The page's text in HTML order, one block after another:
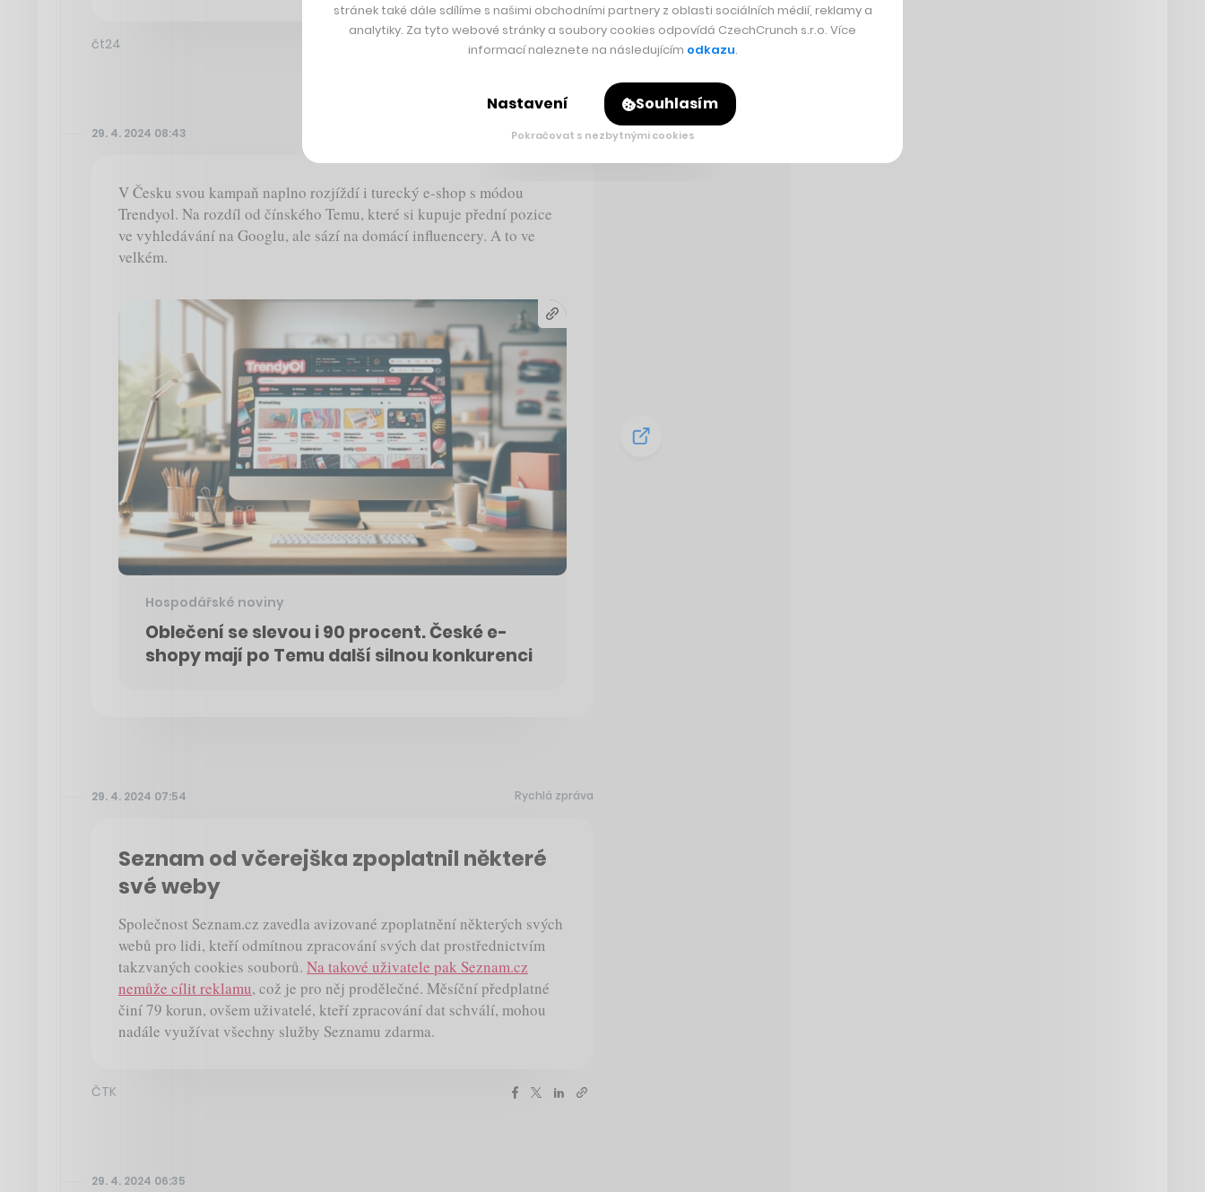
čt24
29. 4. 2024 08:43 Zaujalo nás
V Česku svou kampaň naplno rozjíždí i turecký e-shop s módou
Trendyol. Na rozdíl od čínského Temu, které si kupuje přední pozice
ve vyhledávání na Googlu, ale sází na domácí influencery. A to ve
velkém.
Hospodářské noviny
Oblečení se slevou i 90 procent. České e-
shopy mají po Temu další silnou konkurenci
29. 4. 2024 07:54 Rychlá zpráva
Seznam od včerejška zpoplatnil některé
své weby
Společnost Seznam.cz zavedla avizované zpoplatnění některých svých
webů pro lidi, kteří odmítnou zpracování svých dat prostřednictvím
takzvaných cookies souborů. Na takové uživatele pak Seznam.cz
nemůže cílit reklamu, což je pro něj prodělečné. Měsíční předplatné
činí 79 korun, ovšem uživatelé, kteří zpracování dat schválí, mohou
nadále využívat všechny služby Seznamu zdarma.
ČTK
29. 4. 2024 06:35
stránek také dále sdílíme s našimi obchodními partnery z oblasti sociálních médií, reklamy a
analytiky. Za tyto webové stránky a soubory cookies odpovídá CzechCrunch s.r.o. Více
informací naleznete na následujícím odkazu.
Nastavení Souhlasím
Pokračovat s nezbytnými cookies